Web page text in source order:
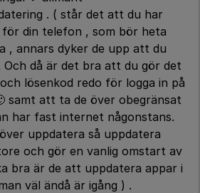
. ( står det att du har
för din telefon , som bör heta
, annars dyker de upp att du
Och då är det bra att du gör det
lösenkod redo för logga in på
samt att ta de över obegränsat
har fast internet någonstans.
uppdatera så uppdatera
och gör en vanlig omstart av
bra är de att uppdatera appar i
väl ändå är igång ) .